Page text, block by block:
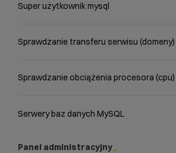
Super użytkownik mysql
Sprawdzanie transferu serwisu (domeny)
Sprawdzanie obciążenia procesora
Serwery baz danych MySQL
Panel administracyjny